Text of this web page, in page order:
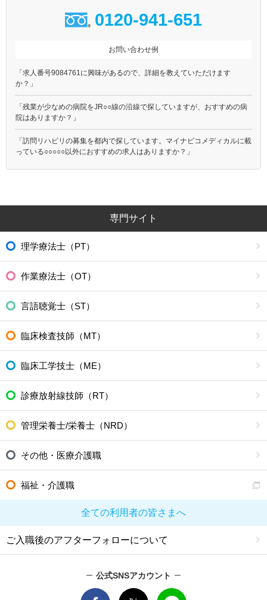
0120-941-651
お問い合わせ例
「求人番号9084761に興味があるので、詳細を教えていただけます
か？」
「残業が少なめの病院をJR○○線の沿線で探していますが、おすすめの病
院はありますか？」
「訪問リハビリの募集を都内で探しています。マイナビコメディカルに載
っている○○○○○以外におすすめの求人はありますか？」
専門サイト
理学療法士（PT）
作業療法士（OT）
言語聴覚士（ST）
臨床検査技師（MT）
臨床工学技士（ME）
診療放射線技師（RT）
管理栄養士/栄養士（NRD）
その他・医療介護職
福祉・介護職
全ての利用者の皆さまへ
ご入職後のアフターフォローについて
公式SNSアカウント